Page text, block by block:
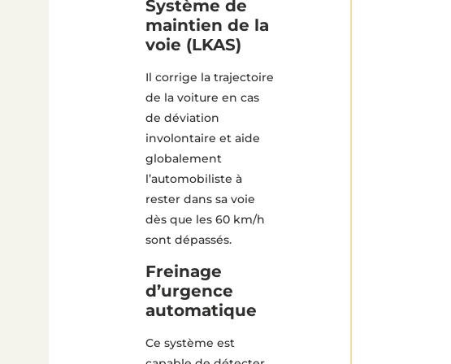
Système de
maintien de la
voie (LKAS)
Il corrige la trajectoire
de la voiture en cas
de déviation
involontaire et aide
globalement
l’automobiliste à
rester dans sa voie
dès que les 60 km/h
sont dépassés.
Freinage
d’urgence
automatique
Ce système est